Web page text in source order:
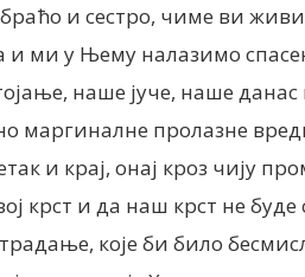
браћо и сестро, чиме ви
и ми у Њему налазимо
наше јуче, наше
маргиналне пролазне
и крај, онај кроз чију
крст и да наш крст не
које би било